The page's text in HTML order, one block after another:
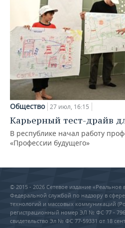
Общество 27 июл, 16:15
Карьерный тест-драйв
В республике начал работу
«Профессии будущего»
© 2015 - 2026 Сетевое издание «Реальное
Федеральной службой по надзору в
технологий и массовых коммуникаций
регистрационный номер ЭЛ № ФС 77 -
свидетельство Эл № ФС 77-59331 от 18